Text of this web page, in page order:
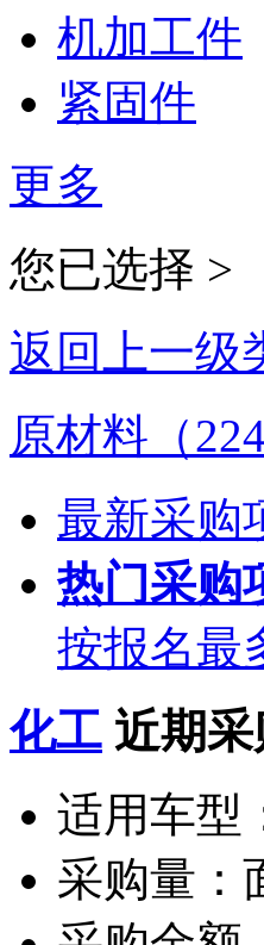
机加工件
紧固件
更多
您已选择 >
返回上一级
原材料（
最新采购
热门采购
按报名最
化工 近期采
适用车型
采购量：